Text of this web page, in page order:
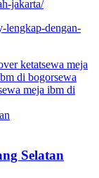
jakarta/
lengkap-dengan-
ketatsewa meja
di bogorsewa
meja ibm di
Selatan